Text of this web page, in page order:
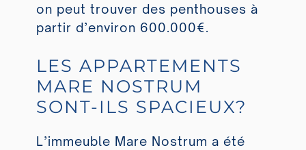
on peut trouver des penthouses à
partir d’environ 600.000€.
LES APPARTEMENTS
MARE NOSTRUM
SONT-ILS SPACIEUX?
L’immeuble Mare Nostrum a été